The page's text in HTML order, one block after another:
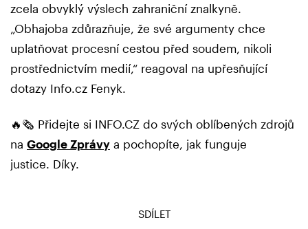
zcela obvyklý výslech zahraniční znalkyně.
„Obhajoba zdůrazňuje, že své argumenty chce
uplatňovat procesní cestou před soudem, nikoli
prostřednictvím medií,“ reagoval na upřesňující
dotazy Info.cz Fenyk.
🔥🗞️ Přidejte si INFO.CZ do svých oblíbených zdrojů
na Google Zprávy a pochopíte, jak funguje
justice. Díky.
SDÍLET